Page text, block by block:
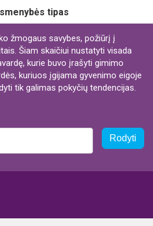
tipas
žmogaus savybes, požiūrį į
Šiam skaičiui nustatyti visada
kurie buvo įrašyti gimimo
kuriuos įgijama gyvenimo eigoje
tik galimas pokyčių tendencijas.
Rodyti